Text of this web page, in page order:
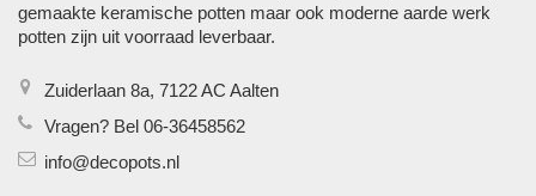
gemaakte keramische potten maar ook moderne aarde werk
potten zijn uit voorraad leverbaar.
Zuiderlaan 8a, 7122 AC Aalten
Vragen? Bel 06-36458562
info@decopots.nl